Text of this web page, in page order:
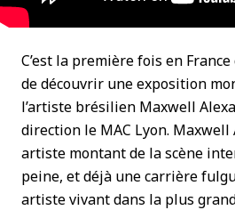
C’est la première fois en France
de découvrir une exposition
l’artiste brésilien Maxwell
direction le MAC Lyon. Maxwell
artiste montant de la scène
peine, et déjà une carrière
artiste vivant dans la plus